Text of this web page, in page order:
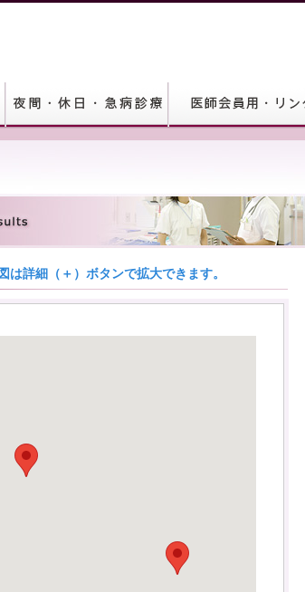
詳細（＋）ボタンで拡大できます。